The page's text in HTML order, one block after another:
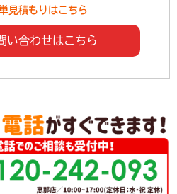
見積もりはこちら
い合わせはこちら